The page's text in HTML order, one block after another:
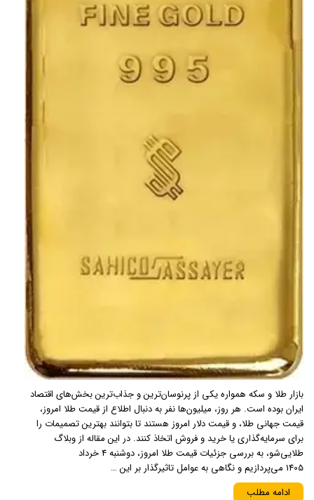
بازار طلا و سکه همواره یکی از پرنوسان‌ترین و جذاب‌ترین بخش‌های اقتصاد
ایران بوده است. هر روز، میلیون‌ها نفر به دنبال اطلاع از قیمت طلا امروز،
قیمت جهانی طلا، و قیمت دلار امروز هستند تا بتوانند بهترین تصمیمات را
برای سرمایه‌گذاری یا خرید و فروش اتخاذ کنند. در این مقاله از وبلاگ
طلایی‌شو، به بررسی جزئیات قیمت طلا امروز، دوشنبه 4 خرداد
1405 می‌پردازیم و نگاهی به عوامل تاثیرگذار بر این …
ادامه مطلب